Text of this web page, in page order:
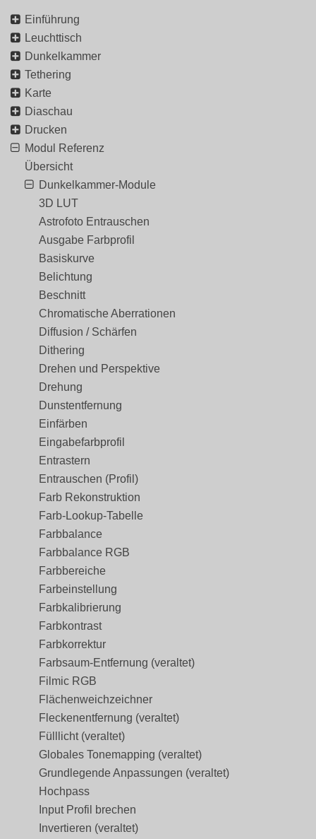
Einführung
Leuchttisch
Dunkelkammer
Tethering
Karte
Diaschau
Drucken
Modul Referenz
Übersicht
Dunkelkammer-Module
3D LUT
Astrofoto Entrauschen
Ausgabe Farbprofil
Basiskurve
Belichtung
Beschnitt
Chromatische Aberrationen
Diffusion / Schärfen
Dithering
Drehen und Perspektive
Drehung
Dunstentfernung
Einfärben
Eingabefarbprofil
Entrastern
Entrauschen (Profil)
Farb Rekonstruktion
Farb-Lookup-Tabelle
Farbbalance
Farbbalance RGB
Farbbereiche
Farbeinstellung
Farbkalibrierung
Farbkontrast
Farbkorrektur
Farbsaum-Entfernung (veraltet)
Filmic RGB
Flächenweichzeichner
Fleckenentfernung (veraltet)
Fülllicht (veraltet)
Globales Tonemapping (veraltet)
Grundlegende Anpassungen (veraltet)
Hochpass
Input Profil brechen
Invertieren (veraltet)